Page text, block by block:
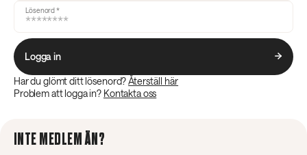
Lösenord*
Logga in
Har du glömt ditt lösenord?Återställ här
Problem att logga in? Kontakta oss
INTE MEDLEM ÄN?